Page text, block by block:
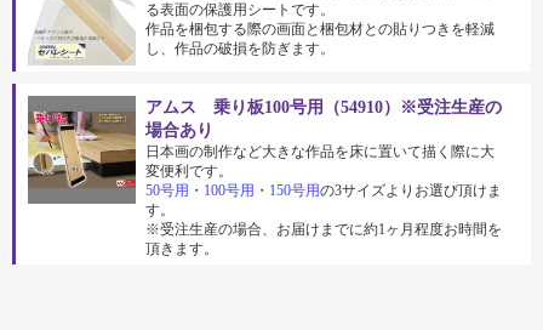
る表面の保護用シートです。
作品を梱包する際の画面と梱包材との貼りつきを軽減
し、作品の破損を防ぎます。
アムス 乗り板100号用（54910）※受注生産の
場合あり
日本画の制作など大きな作品を床に置いて描く際に大
変便利です。
50号用 ・ 100号用 ・ 150号用の3サイズよりお選び頂けま
す。
※受注生産の場合、お届けまでに約1ヶ月程度お時間を
頂きます。